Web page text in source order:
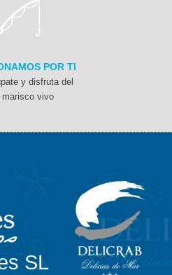
POR TI
y disfruta del
marisco vivo
SL